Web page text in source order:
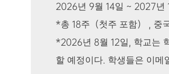
2026년 9월 14일 ~ 2027년
*총 18주（첫주 포함） , 중
*2026년 8월 12일, 학교는
할 예정이다. 학생들은 이메